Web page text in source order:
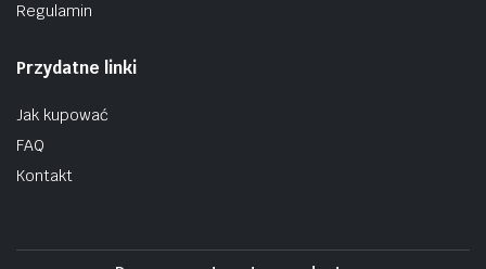
Regulamin
Przydatne linki
Jak kupować
FAQ
Kontakt